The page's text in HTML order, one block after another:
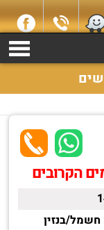
הקרובים
חשמל/בנזין